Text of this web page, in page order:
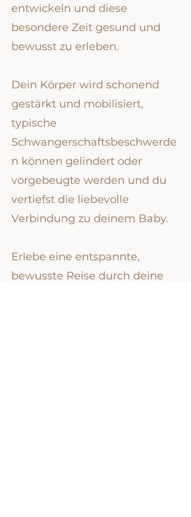
entwickeln und diese
besondere Zeit gesund und
bewusst zu erleben.
Dein Körper wird schonend
gestärkt und mobilisiert,
typische
Schwangerschaftsbeschwerde
n können gelindert oder
vorgebeugte werden und du
vertiefst die liebevolle
Verbindung zu deinem Baby.
Erlebe eine entspannte,
bewusste Reise durch deine